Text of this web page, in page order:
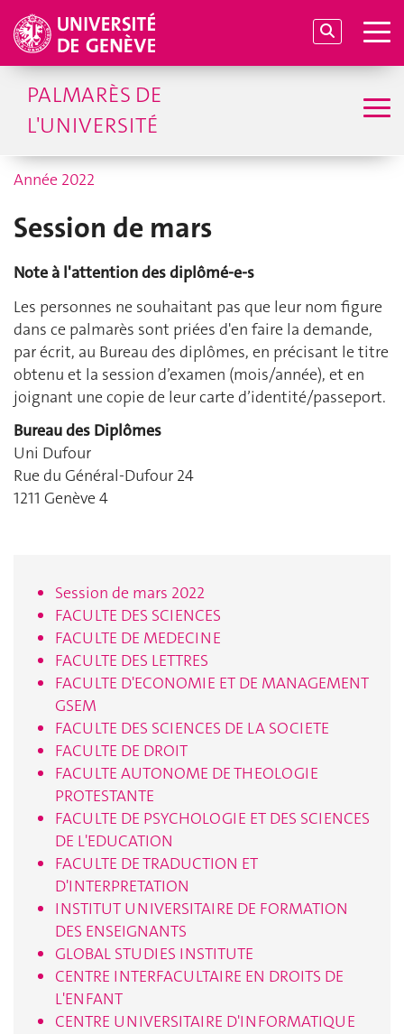
PALMARÈS DE
L'UNIVERSITÉ
Année 2022
Session de mars
Note à l'attention des diplômé-e-s
Les personnes ne souhaitant pas que leur nom figure
dans ce palmarès sont priées d'en faire la demande,
par écrit, au Bureau des diplômes, en précisant le titre
obtenu et la session d’examen (mois/année), et en
joignant une copie de leur carte d’identité/passeport.
Bureau des Diplômes
Uni Dufour
Rue du Général-Dufour 24
1211 Genève 4
Session de mars 2022
FACULTE DES SCIENCES
FACULTE DE MEDECINE
FACULTE DES LETTRES
FACULTE D'ECONOMIE ET DE MANAGEMENT
GSEM
FACULTE DES SCIENCES DE LA SOCIETE
FACULTE DE DROIT
FACULTE AUTONOME DE THEOLOGIE
PROTESTANTE
FACULTE DE PSYCHOLOGIE ET DES SCIENCES
DE L'EDUCATION
FACULTE DE TRADUCTION ET
D'INTERPRETATION
INSTITUT UNIVERSITAIRE DE FORMATION
DES ENSEIGNANTS
GLOBAL STUDIES INSTITUTE
CENTRE INTERFACULTAIRE EN DROITS DE
L'ENFANT
CENTRE UNIVERSITAIRE D'INFORMATIQUE